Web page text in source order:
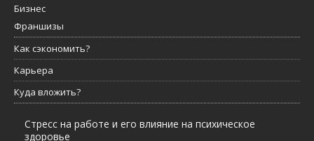
Бизнес
Франшизы
Как сэкономить?
Карьера
Куда вложить?
Стресс на работе и его влияние на психическое
здоровье